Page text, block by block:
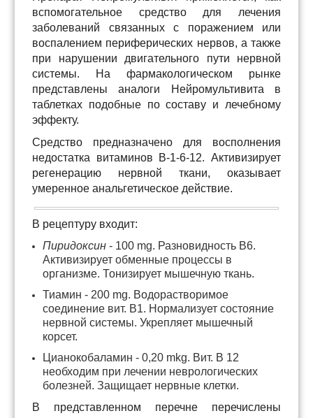
вспомогательное средство для лечения
заболеваний связанных с поражением или
воспалением периферических нервов, а также
при нарушении двигательного пути нервной
системы. На фармакологическом рынке
представлены аналоги Нейромультивита в
таблетках подобные по составу и лечебному
эффекту.
Средство предназначено для восполнения
недостатка витаминов В-1-6-12. Активизирует
регенерацию нервной ткани, оказывает
умеренное анальгетическое действие.
В рецептуру входит:
Пиридоксин - 100 mg. Разновидность В6.
Активизирует обменные процессы в
организме. Тонизирует мышечную ткань.
Тиамин - 200 mg. Водорастворимое
соединение вит. В1. Нормализует состояние
нервной системы. Укрепляет мышечный
корсет.
Цианокобаламин - 0,20 mkg. Вит. В 12
необходим при лечении неврологических
болезней. Защищает нервные клетки.
В представленном перечне перечислены